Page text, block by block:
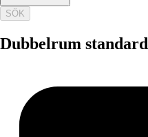
SÖK
Dubbelrum standard